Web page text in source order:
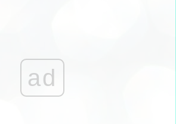
ad